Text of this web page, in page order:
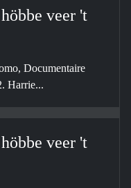
veer 't
Documentaire
Harrie...
veer 't